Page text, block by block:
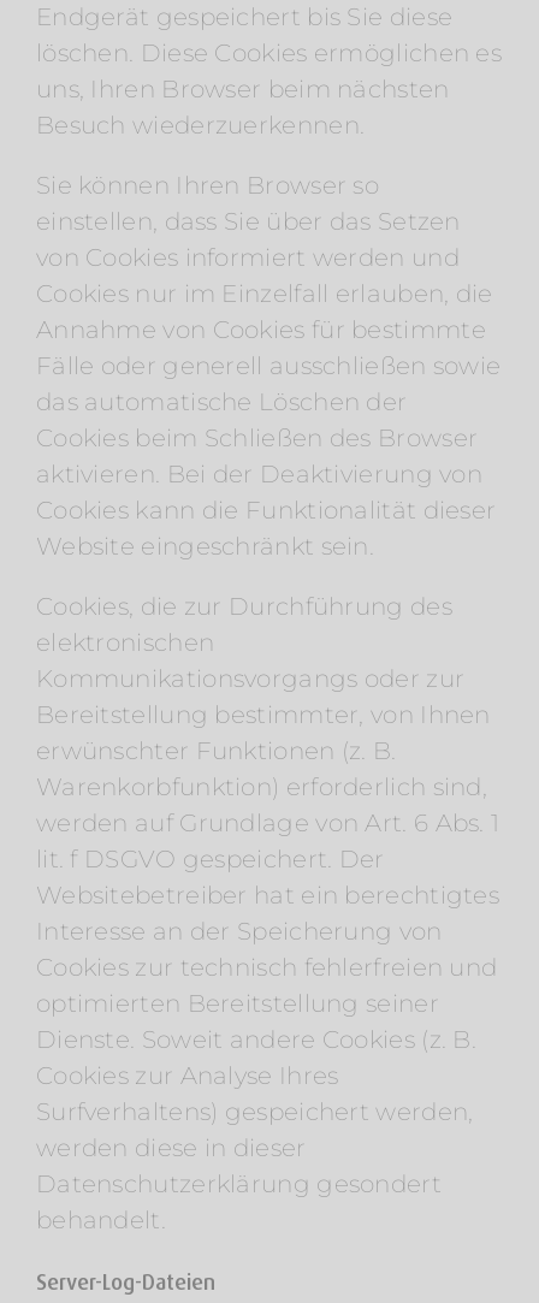
Endgerät gespeichert bis Sie diese
löschen. Diese Cookies ermöglichen es
uns, Ihren Browser beim nächsten
Besuch wiederzuerkennen.
Sie können Ihren Browser so
einstellen, dass Sie über das Setzen
von Cookies informiert werden und
Cookies nur im Einzelfall erlauben, die
Annahme von Cookies für bestimmte
Fälle oder generell ausschließen sowie
das automatische Löschen der
Cookies beim Schließen des Browser
aktivieren. Bei der Deaktivierung von
Cookies kann die Funktionalität dieser
Website eingeschränkt sein.
Cookies, die zur Durchführung des
elektronischen
Kommunikationsvorgangs oder zur
Bereitstellung bestimmter, von Ihnen
erwünschter Funktionen (z. B.
Warenkorbfunktion) erforderlich sind,
werden auf Grundlage von Art. 6 Abs. 1
lit. f DSGVO gespeichert. Der
Websitebetreiber hat ein berechtigtes
Interesse an der Speicherung von
Cookies zur technisch fehlerfreien und
optimierten Bereitstellung seiner
Dienste. Soweit andere Cookies (z. B.
Cookies zur Analyse Ihres
Surfverhaltens) gespeichert werden,
werden diese in dieser
Datenschutzerklärung gesondert
behandelt.
Server-Log-Dateien